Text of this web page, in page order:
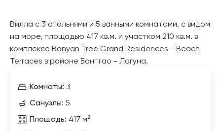
Вилла с 3 спальнями и 5 ванными комнатами, с видом
на море, площадью 417 кв.м. и участком 210 кв.м. в
комплексе Banyan Tree Grand Residences - Beach
Terraces в районе Бангтао - Лагуна.
Комнаты: 3
Санузлы: 5
Площадь: 417 м²